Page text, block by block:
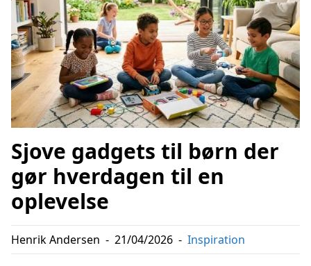
Sjove gadgets til børn der
gør hverdagen til en
oplevelse
Henrik Andersen - 21/04/2026 - Inspiration